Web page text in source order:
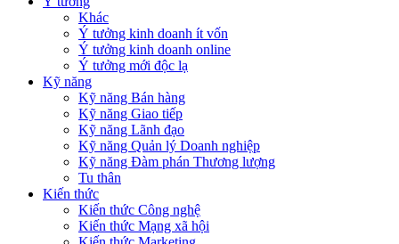
Khác
Ý tưởng kinh doanh ít vốn
Ý tưởng kinh doanh online
Ý tưởng mới độc lạ
Kỹ năng
Kỹ năng Bán hàng
Kỹ năng Giao tiếp
Kỹ năng Lãnh đạo
Kỹ năng Quản lý Doanh nghiệp
Kỹ năng Đàm phán Thương lượng
Tu thân
Kiến thức
Kiến thức Công nghệ
Kiến thức Mạng xã hội